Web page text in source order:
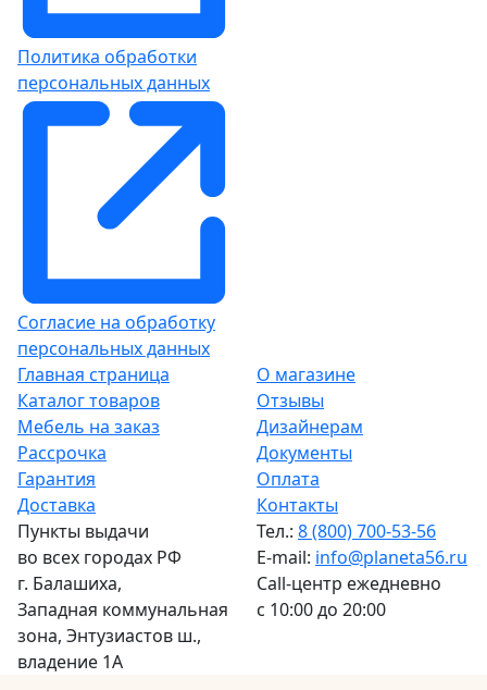
Политика обработки
персональных данных
Согласие на обработку
персональных данных
Главная страница
Каталог товаров
Мебель на заказ
Рассрочка
Гарантия
О магазине
Отзывы
Дизайнерам
Документы
Оплата
Доставка
Пункты выдачи
во всех городах РФ
г. Балашиха,
Западная коммунальная
зона, Энтузиастов ш.,
владение 1А
Контакты
Тел.: 8 (800) 700-53-56
E-mail: info@planeta56.ru
Call-центр ежедневно
с 10:00 до 20:00